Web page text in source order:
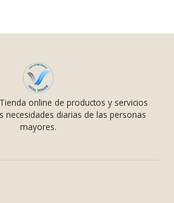
online de productos y servicios
necesidades diarias de las personas
mayores.